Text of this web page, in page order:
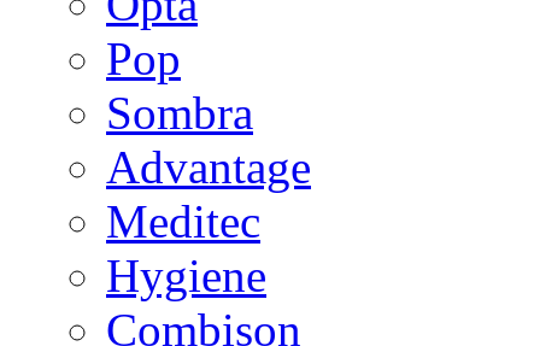
Pop
Sombra
Advantage
Meditec
Hygiene
Combison